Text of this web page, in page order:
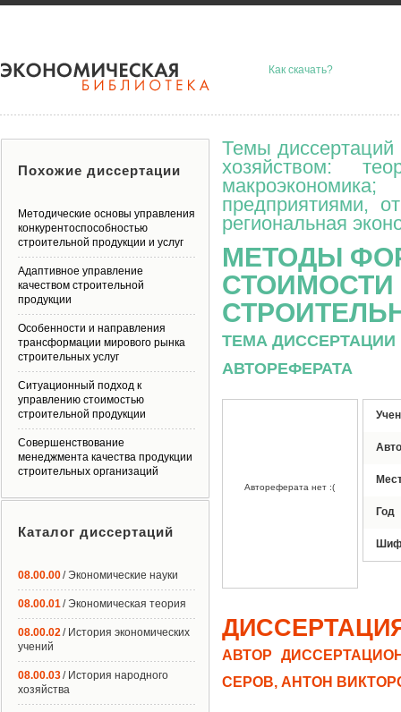
Как скачать?
Темы диссертаций
хозяйством:
предприятиями,
региональная
МЕТОДЫ
СТОИМОСТИ
ТЕМА
АВТОРЕФЕРАТА
Автореферата нет :(
Год
АВТОР
СЕРОВ, АНТОН
Похожие диссертации
Методические основы управления
конкурентоспособностью
строительной продукции и услуг
Адаптивное управление
качеством строительной
продукции
Особенности и направления
трансформации мирового рынка
строительных услуг
Ситуационный подход к
управлению стоимостью
строительной продукции
Совершенствование
менеджмента качества продукции
строительных организаций
Каталог диссертаций
08.00.00/ Экономические науки
08.00.01/ Экономическая теория
08.00.02/ История экономических
учений
08.00.03/ История народного
хозяйства